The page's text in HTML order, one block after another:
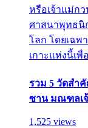
หรือเจ้าแม่ก
ศาสนาพุทธนิ
โลก โดยเฉพ
เกาะแห่งนี้เ
รวม 5 วัดสำ
ซาน มณฑลเจ้
1,525 views